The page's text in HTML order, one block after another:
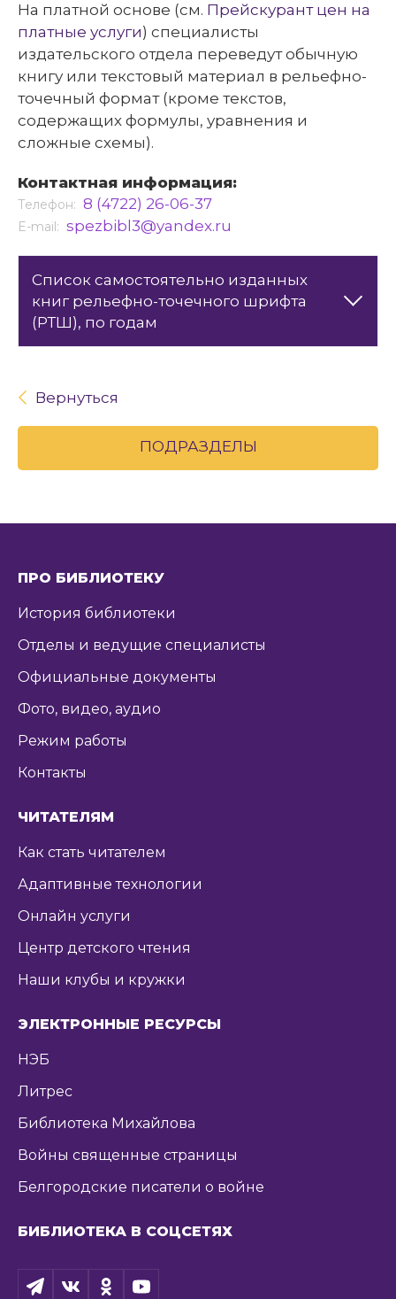
На платной основе (см. Прейскурант цен на
платные услуги) специалисты
издательского отдела переведут обычную
книгу или текстовый материал в рельефно-
точечный формат (кроме текстов,
содержащих формулы, уравнения и
сложные схемы).
Контактная информация:
Телефон: 8 (4722) 26-06-37
E-mail: spezbibl3@yandex.ru
Cписок самостоятельно изданных
книг рельефно-точечного шрифта
(РТШ), по годам
Вернуться
ПОДРАЗДЕЛЫ
ПРО БИБЛИОТЕКУ
История библиотеки
Отделы и ведущие специалисты
Официальные документы
Фото, видео, аудио
Режим работы
Контакты
ЧИТАТЕЛЯМ
Как стать читателем
Адаптивные технологии
Онлайн услуги
Центр детского чтения
Наши клубы и кружки
ЭЛЕКТРОННЫЕ РЕСУРСЫ
НЭБ
Литрес
Библиотека Михайлова
Войны священные страницы
Белгородские писатели о войне
БИБЛИОТЕКА В СОЦСЕТЯХ